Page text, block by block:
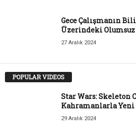
Gece Çalışmanın
Üzerindeki
27 Aralık 2024
POPULAR VIDEOS
Star Wars: Skeleton
Kahramanlarla Yeni
29 Aralık 2024